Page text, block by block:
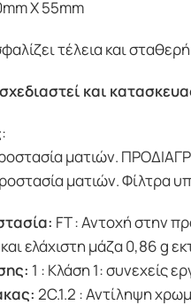
X 55mm
τέλεια και
και
:
ματιών.
ματιών. Φίλτρα
FT : Αντοχή στην
ελάχιστη μάζα 0,86 g
1 : Κλάση 1: συνεχείς
2C.1.2 : Αντίληψη